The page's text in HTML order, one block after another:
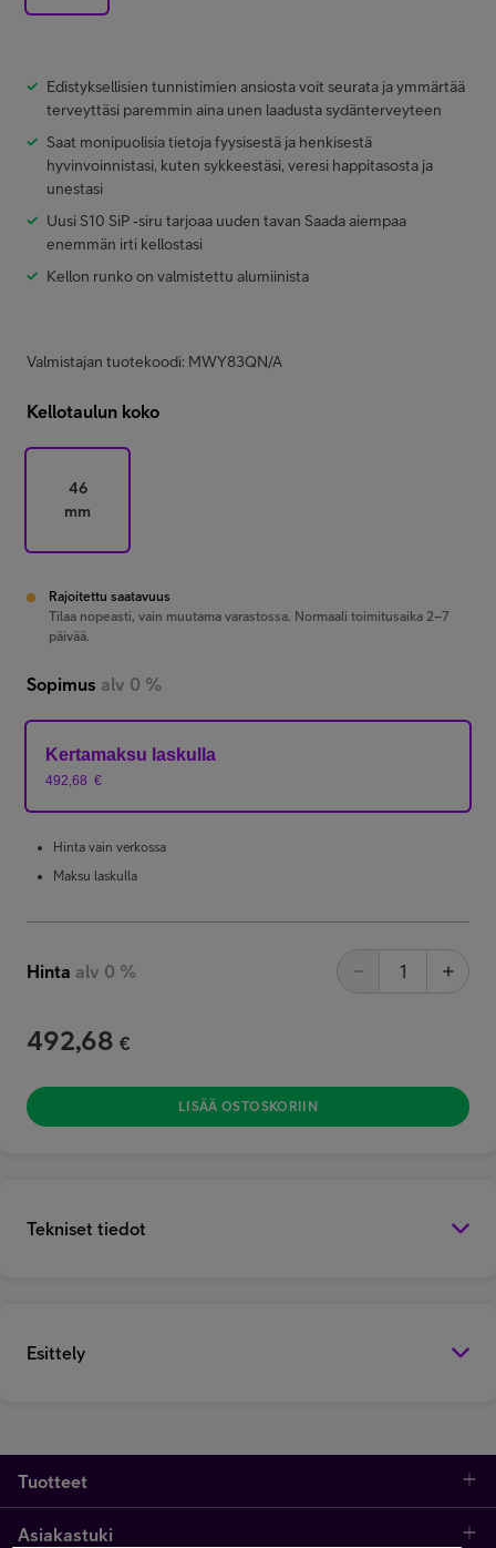
Edistyk­sellisien tunnistimien ansiosta voit seurata ja ymmärtää
terveyttäsi paremmin aina unen laadusta sydänterveyteen
Saat monipuolisia tietoja fyysisestä ja henkisestä
hyvinvoinnistasi, kuten sykkeestäsi, veresi happitasosta ja
unestasi
Uusi S10 SiP ‑siru tarjoaa uuden tavan Saada aiempaa
enemmän irti kellostasi
Kellon runko on valmistettu alumiinista
Valmistajan tuotekoodi: MWY83QN/A
Kellotaulun koko
46
mm
Rajoitettu saatavuus
Tilaa nopeasti, vain muutama varastossa. Normaali toimitusaika 2–7
päivää.
Sopimus alv 0 %
Kertamaksu laskulla
492,68 €
Hinta vain verkossa
Maksu laskulla
Hinta alv 0 %
492,68 €
LISÄÄ OSTOSKORIIN
Tekniset tiedot
Esittely
Tuotteet
Kauppa
Asiakastuki